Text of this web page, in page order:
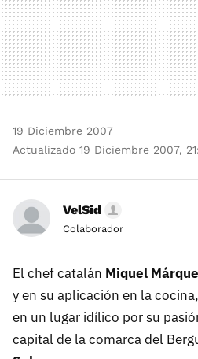
19 Diciembre 2007
Actualizado 19 Diciembre 2007,
VelSid
Colaborador
El chef catalán Miquel
y en su aplicación en la
en un lugar idílico por su
capital de la comarca del